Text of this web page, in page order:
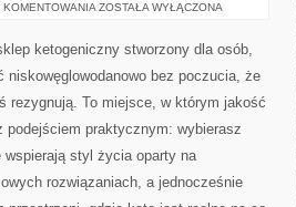
KETO
ZOSTAŁA WYŁĄCZONA
ketogeniczny stworzony dla osób,
niskowęglowodanowo bez poczucia, że
rezygnują. To miejsce, w którym jakość
podejściem praktycznym: wybierasz
wspierają styl życia oparty na
rozwiązaniach, a jednocześnie